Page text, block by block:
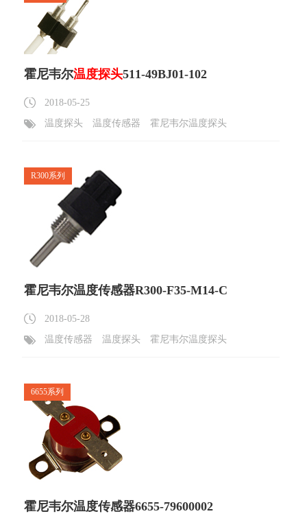
霍尼韦尔温度探头511-49BJ01-102
2018-05-25
温度探头
温度传感器 霍尼韦尔温度探头
R300系列
霍尼韦尔温度传感器R300-F35-M14-C
2018-05-28
温度传感器
温度探头 霍尼韦尔温度探头
6655系列
霍尼韦尔温度传感器6655-79600002